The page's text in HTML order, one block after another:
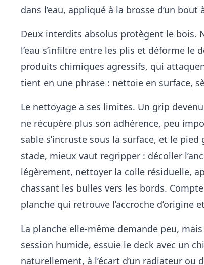
dans l’eau, appliqué à la brosse d’un bout
Deux interdits absolus protègent le bois.
l’eau s’infiltre entre les plis et déforme le
produits chimiques agressifs, qui
tient en une phrase : nettoie en surface,
Le nettoyage a ses limites. Un grip
ne récupère plus son adhérence, peu
sable s’incruste sous la surface, et le
stade, mieux vaut regripper : décoller
légèrement, nettoyer la colle résiduelle,
chassant les bulles vers les bords.
planche qui retrouve l’accroche d’origine
La planche elle-même demande peu,
session humide, essuie le deck avec un
naturellement, à l’écart d’un radiateur ou